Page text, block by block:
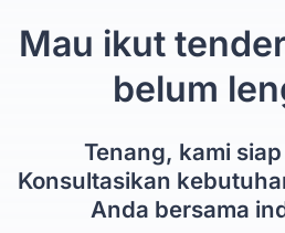
Mau ikut
belum
Tenang, kami
Konsultasikan
Anda bersama